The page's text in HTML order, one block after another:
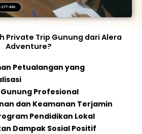
Private Trip Gunung dari Alera
Adventure?
Petualangan yang
Profesional
dan Keamanan Terjamin
Pendidikan Lokal
Dampak Sosial Positif